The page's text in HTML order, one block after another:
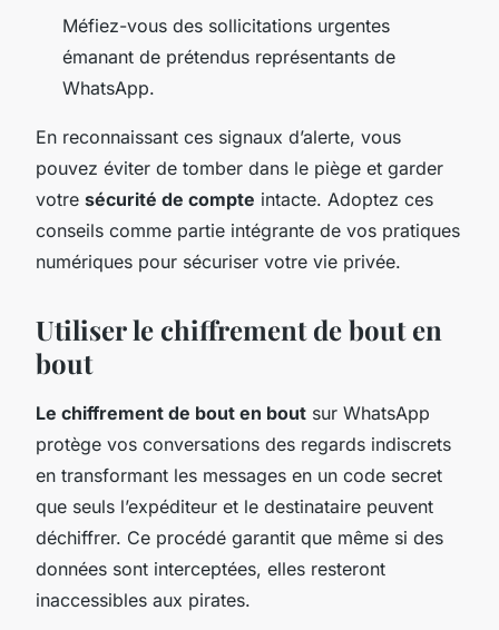
Méfiez-vous des sollicitations urgentes
émanant de prétendus représentants de
WhatsApp.
En reconnaissant ces signaux d’alerte, vous
pouvez éviter de tomber dans le piège et garder
votre sécurité de compte intacte. Adoptez ces
conseils comme partie intégrante de vos pratiques
numériques pour sécuriser votre vie privée.
Utiliser le chiffrement de bout en
bout
Le chiffrement de bout en bout sur WhatsApp
protège vos conversations des regards indiscrets
en transformant les messages en un code secret
que seuls l’expéditeur et le destinataire peuvent
déchiffrer. Ce procédé garantit que même si des
données sont interceptées, elles resteront
inaccessibles aux pirates.